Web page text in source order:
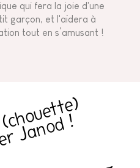
qui fera la joie d'une
garçon, et l'aidera à
tout en s’amusant !